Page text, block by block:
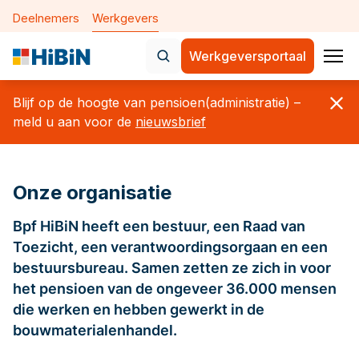
Deelnemers Werkgevers
Werkgeversportaal
Home
Nieuws
Verplichte aansluiting
Aanleveren maandelijkse
Mijn medewerkers
Mijn bedrijfsgegevens
Blijf op de hoogte van pensioen(administratie) –
meld u aan voor de nieuwsbrief
Onze organisatie
Bpf HiBiN heeft een bestuur, een Raad van
Toezicht, een verantwoordingsorgaan en een
bestuursbureau. Samen zetten ze zich in voor
het pensioen van de ongeveer 36.000 mensen
die werken en hebben gewerkt in de
bouwmaterialenhandel.